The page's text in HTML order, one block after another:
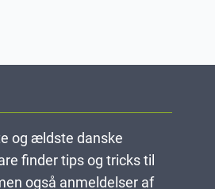
og ældste danske
finder tips og tricks til
også anmeldelser af